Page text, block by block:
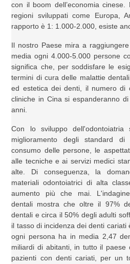
con il boom dell’economia
regioni sviluppati come Europa,
rapporto è 1: 1.000-2.000, esiste
Il nostro Paese mira a
media ogni 4.000-5.000 persone
significa che, per soddisfare le
termini di cura delle malattie
ed estetica dei denti, il numero di
cliniche in Cina si espanderanno
anni.
Con lo sviluppo dell'odontoiatria
miglioramento degli standard
consumo delle persone, le
alle tecniche e ai servizi medici
alte. Di conseguenza, la
materiali odontoiatrici di alta
aumento più che mai.
dentali mostra che oltre il 97%
dentali e circa il 50% degli adulti
il tasso di incidenza dei denti cariati
ogni persona ha in media 2,47
miliardi di abitanti, in tutto il paese
pazienti con denti cariati, per un